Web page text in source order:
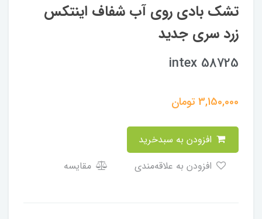
تشک بادی روی آب شفاف اینتکس
زرد سری جدید
intex 58725
3,150,000تومان
مقایسه